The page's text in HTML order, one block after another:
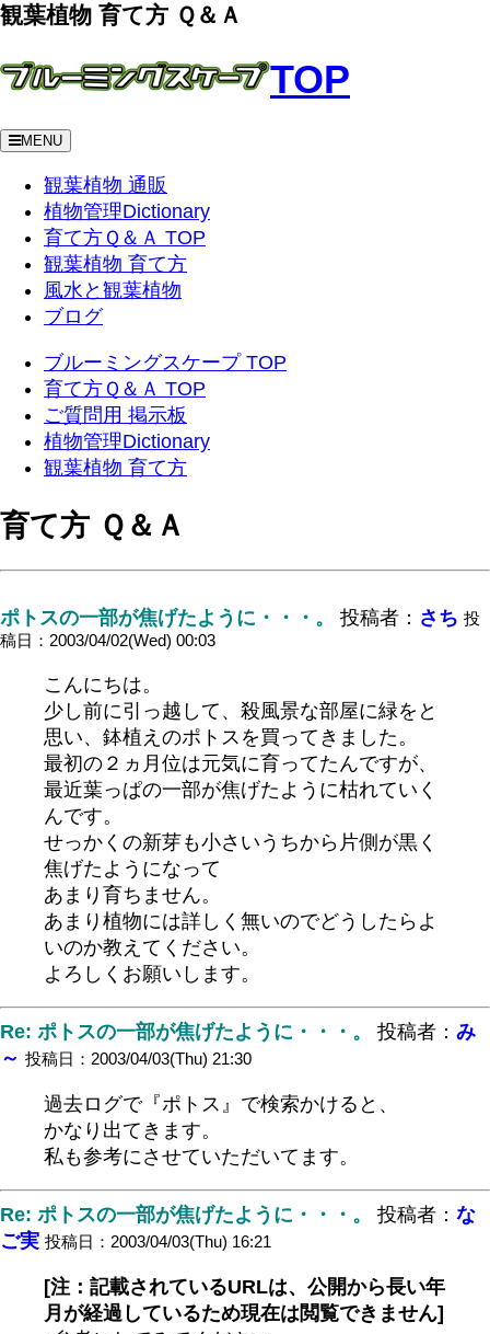
観葉植物 育て方 Ｑ＆Ａ
TOP
MENU
観葉植物 通販
植物管理Dictionary
育て方Ｑ＆Ａ TOP
観葉植物 育て方
風水と観葉植物
ブログ
ブルーミングスケープ TOP
育て方Ｑ＆Ａ TOP
ご質問用 掲示板
植物管理Dictionary
観葉植物 育て方
育て方 Ｑ＆Ａ
ポトスの一部が焦げたように・・・。 投稿者： さち 投
稿日：2003/04/02(Wed) 00:03
こんにちは。
少し前に引っ越して、殺風景な部屋に緑をと
思い、鉢植えのポトスを買ってきました。
最初の２ヵ月位は元気に育ってたんですが、
最近葉っぱの一部が焦げたように枯れていく
んです。
せっかくの新芽も小さいうちから片側が黒く
焦げたようになって
あまり育ちません。
あまり植物には詳しく無いのでどうしたらよ
いのか教えてください。
よろしくお願いします。
Re: ポトスの一部が焦げたように・・・。 投稿者： み
～ 投稿日：2003/04/03(Thu) 21:30
過去ログで『ポトス』で検索かけると、
かなり出てきます。
私も参考にさせていただいてます。
Re: ポトスの一部が焦げたように・・・。 投稿者： な
ご実 投稿日：2003/04/03(Thu) 16:21
[注：記載されているURLは、公開から長い年
月が経過しているため現在は閲覧できません]